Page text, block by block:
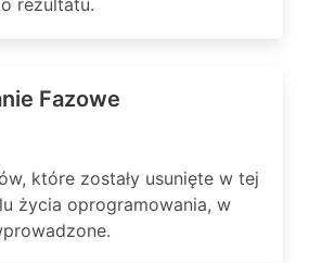
rezultatu.
Fazowe
które zostały usunięte w tej
życia oprogramowania, w